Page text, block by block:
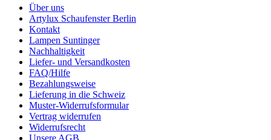
Über uns
Artylux Schaufenster Berlin
Kontakt
Lampen Suntinger
Nachhaltigkeit
Liefer- und Versandkosten
FAQ/Hilfe
Bezahlungsweise
Lieferung in die Schweiz
Muster-Widerrufsformular
Vertrag widerrufen
Widerrufsrecht
Unsere AGB